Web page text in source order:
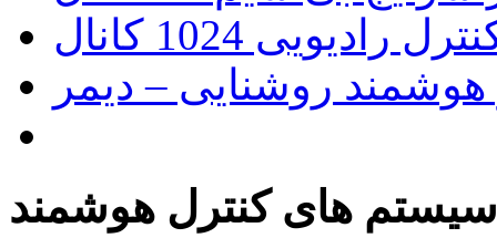
1024 کانال
هوشمند روشنایی – دیمر
سیستم های کنترل هوشمند